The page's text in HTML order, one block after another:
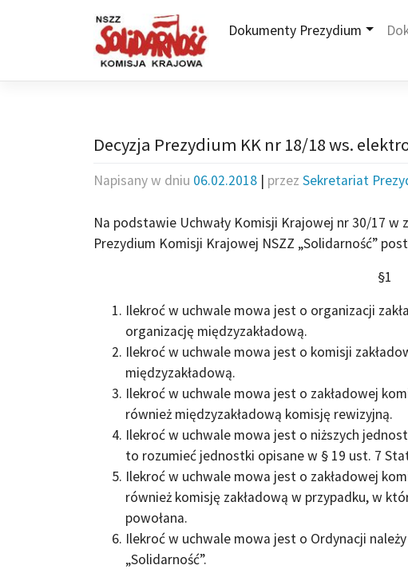
Dokumenty Prezydium
Decyzja Prezydium KK nr 18/18 ws.
Napisany w dniu 06.02.2018 | przez Sekretariat
Na podstawie Uchwały Komisji Krajowej nr 30/17 w
Prezydium Komisji Krajowej NSZZ „Solidarność”
§1
Ilekroć w uchwale mowa jest o organizacji
organizację międzyzakładową.
Ilekroć w uchwale mowa jest o komisji
międzyzakładową.
Ilekroć w uchwale mowa jest o zakładowej
również międzyzakładową komisję rewizyjną.
Ilekroć w uchwale mowa jest o niższych
to rozumieć jednostki opisane w § 19 ust. 7
Ilekroć w uchwale mowa jest o zakładowej
również komisję zakładową w przypadku, w
powołana.
Ilekroć w uchwale mowa jest o Ordynacji
„Solidarność”.